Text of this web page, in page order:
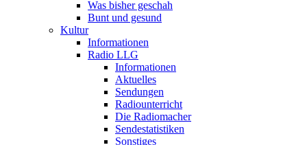
Was bisher geschah
Bunt und gesund
Kultur
Informationen
Radio LLG
Informationen
Aktuelles
Sendungen
Radiounterricht
Die Radiomacher
Sendestatistiken
Sonstiges